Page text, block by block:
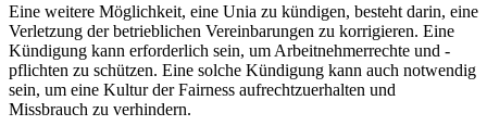
Eine weitere Möglichkeit, eine Unia zu kündigen, besteht darin, eine
Verletzung der betrieblichen Vereinbarungen zu korrigieren. Eine
Kündigung kann erforderlich sein, um Arbeitnehmerrechte und -
pflichten zu schützen. Eine solche Kündigung kann auch notwendig
sein, um eine Kultur der Fairness aufrechtzuerhalten und
Missbrauch zu verhindern.